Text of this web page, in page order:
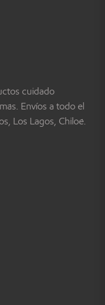
cuidado
Envíos a todo el
Los Lagos, Chiloé.